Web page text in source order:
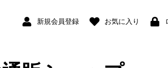
新規会員登録 お気に入り